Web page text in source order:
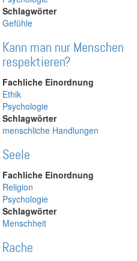
Schlagwörter
Gefühle
Kann man nur Menschen
respektieren?
Fachliche Einordnung
Ethik
Psychologie
Schlagwörter
menschliche Handlungen
Seele
Fachliche Einordnung
Religion
Psychologie
Schlagwörter
Menschheit
Rache